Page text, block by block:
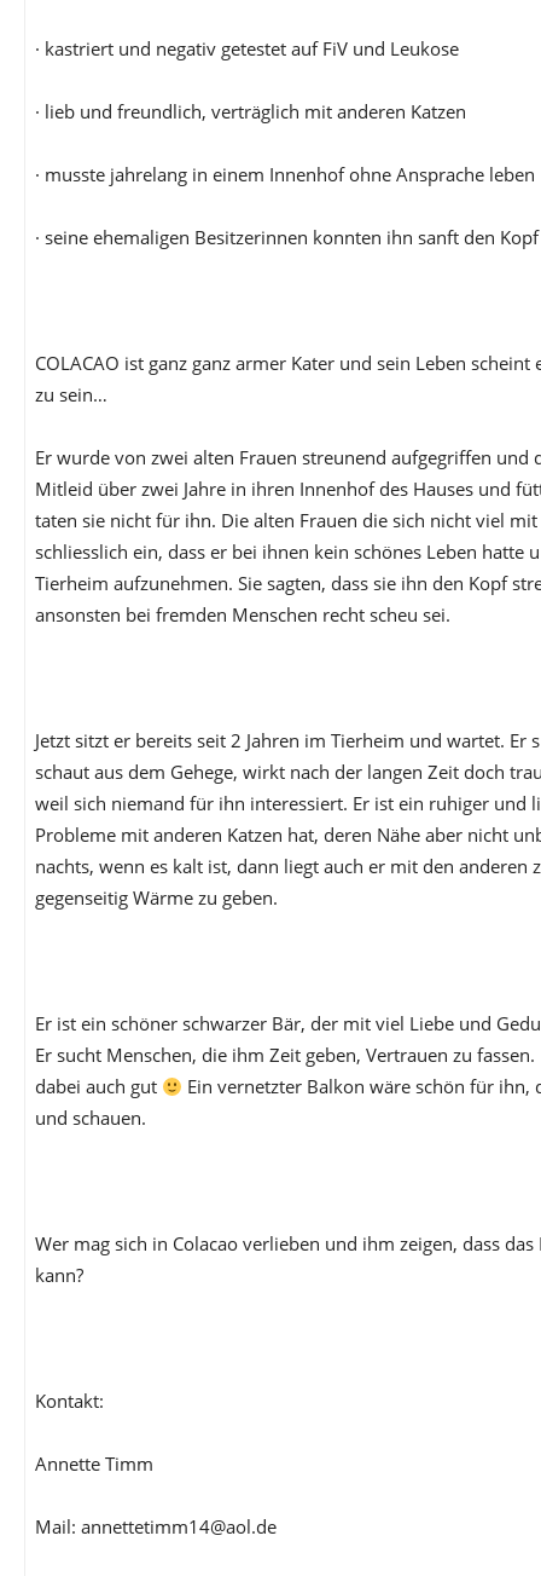
· kastriert und negativ getestet auf FiV und Leukose
· lieb und freundlich, verträglich mit anderen Katzen
· musste jahrelang in einem Innenhof ohne Ansprache leben
· seine ehemaligen Besitzerinnen konnten ihn sanft den
COLACAO ist ganz ganz armer Kater und sein Leben scheint
zu sein…
Er wurde von zwei alten Frauen streunend aufgegriffen und
Mitleid über zwei Jahre in ihren Innenhof des Hauses und
taten sie nicht für ihn. Die alten Frauen die sich nicht viel
schliesslich ein, dass er bei ihnen kein schönes Leben hatte
Tierheim aufzunehmen. Sie sagten, dass sie ihn den Kopf
ansonsten bei fremden Menschen recht scheu sei.
Jetzt sitzt er bereits seit 2 Jahren im Tierheim und wartet. Er
schaut aus dem Gehege, wirkt nach der langen Zeit doch
weil sich niemand für ihn interessiert. Er ist ein ruhiger und
Probleme mit anderen Katzen hat, deren Nähe aber nicht
nachts, wenn es kalt ist, dann liegt auch er mit den anderen
gegenseitig Wärme zu geben.
Er ist ein schöner schwarzer Bär, der mit viel Liebe und
Er sucht Menschen, die ihm Zeit geben, Vertrauen zu
dabei auch gut
Ein vernetzter Balkon wäre schön für ihn,
und schauen.
Wer mag sich in Colacao verlieben und ihm zeigen, dass
kann?
Kontakt:
Annette Timm
Mail: annettetimm14@aol.de